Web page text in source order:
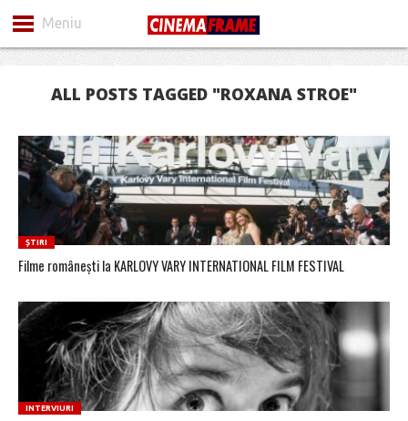
Meniu
ALL POSTS TAGGED "ROXANA STROE"
ȘTIRI
Filme românești la KARLOVY VARY INTERNATIONAL FILM FESTIVAL
INTERVIURI